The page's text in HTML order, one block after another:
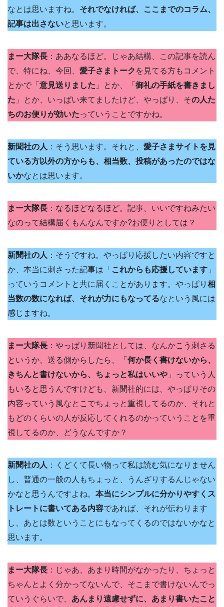
なとは思いますね。 それでなければ、ここまでのコラム、
記事は出さないと思います。
まー大隊長 ：ああなるほど。じゃあ結構、この記事を読ん
で、特にね、今回、 愛子さまトーク を見てる方もコメント
とかで「 意見送りました 」とか、「 御礼の手紙を書きまし
た 」とか、いっぱい来てましたけど、やっぱり、その人た
ちのお便りが効いたっていうことですかね。
新聞社の人 ：そう思います。それと、 愛子さまサイトを見
ている方以外の方からも、相当数、投稿があったのではな
いかなとは思います。
まー大隊長 ：なるほどなるほど。記事、いいですねみたい
なのって結構届くもんなんですか?お便りとしては？
新聞社の人 ：そうですね。やっぱり応援したい内容ですと
か、本当に刺さった記事は「 これからも応援しています 」
っていうコメントと共に届くことがあります。やっぱり 相
当数の数になれば、それが力にもなってるなという風には
感じますね。
まー大隊長 ：やっぱり新聞社としては、なんかこう刺さる
というか、送る側からしたら、「 何か長く書けないから、
きちんと書けないから、ちょっと私はいいや 」っていう人
もいると思うんですけども、新聞社的には、やっぱりその
内容っていう風なとこでちょっと重視してるのか、それと
もどのくらいの人が反応してくれるのかっていうことを重
視してるのか、どうなんですか？
新聞社の人 ：くどくて長い物って私は読む気になりません
し、普通の一般の人もちょっと、うんざりするんじゃない
かなと思うんですよね。 本当にシンプルに分かりやすくス
トレートに書いてある内容であれば、それが伝わります
し、あとは数ということにもなってくるのではないかなと
思います。
まー大隊長 ：じゃあ、あまり時間がなかったり、ちょっと
ちゃんとよく分かってないんで、そこまで書けないんでっ
ていうぐらいで、 あんまり遠慮せずに、あまり書いたこと